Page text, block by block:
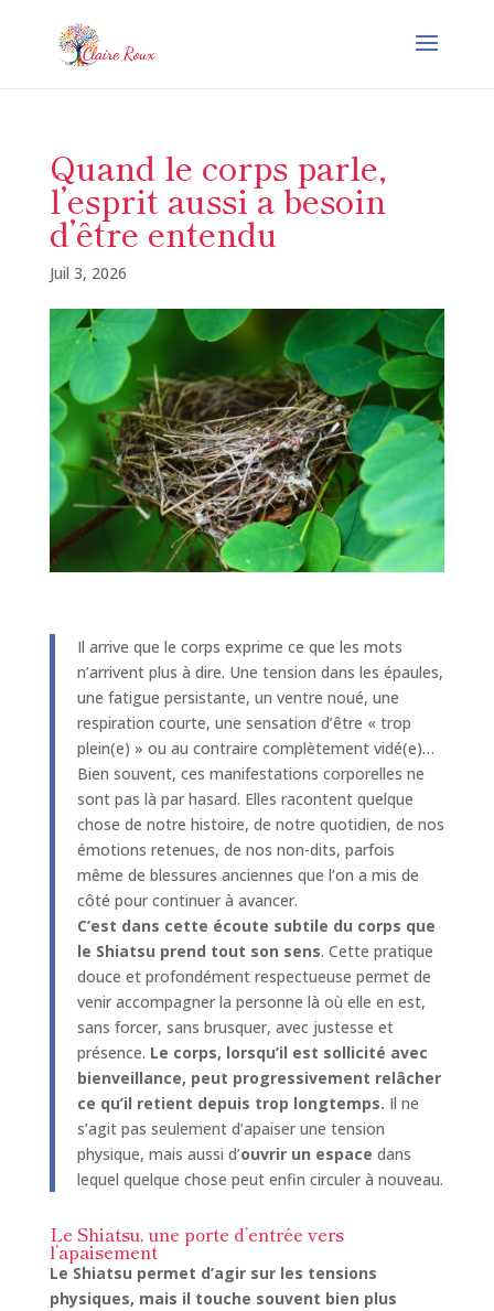
Quand le corps parle,
l’esprit aussi a besoin
d’être entendu
Juil 3, 2026
Il arrive que le corps exprime ce que les mots
n’arrivent plus à dire. Une tension dans les épaules,
une fatigue persistante, un ventre noué, une
respiration courte, une sensation d’être « trop
plein(e) » ou au contraire complètement vidé(e)…
Bien souvent, ces manifestations corporelles ne
sont pas là par hasard. Elles racontent quelque
chose de notre histoire, de notre quotidien, de nos
émotions retenues, de nos non-dits, parfois
même de blessures anciennes que l’on a mis de
côté pour continuer à avancer.
C’est dans cette écoute subtile du corps que
le Shiatsu prend tout son sens. Cette pratique
douce et profondément respectueuse permet de
venir accompagner la personne là où elle en est,
sans forcer, sans brusquer, avec justesse et
présence. Le corps, lorsqu’il est sollicité avec
bienveillance, peut progressivement relâcher
ce qu’il retient depuis trop longtemps. Il ne
s’agit pas seulement d’apaiser une tension
physique, mais aussi d’ouvrir un espace dans
lequel quelque chose peut enfin circuler à nouveau.
Le Shiatsu, une porte d’entrée vers
l’apaisement
Le Shiatsu permet d’agir sur les tensions
physiques, mais il touche souvent bien plus